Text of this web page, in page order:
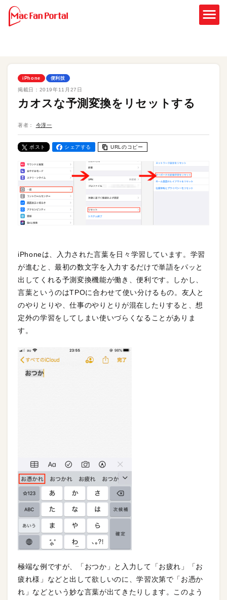
iPhone 便利技
掲載日： 2019年11月27日
カオスな予測変換をリセットする
著者： 今淳一
ポスト シェアする URLのコピー
iPhoneは、入力された言葉を日々学習しています。学習
が進むと、最初の数文字を入力するだけで単語をパッと
出してくれる予測変換機能が働き、便利です。しかし、
言葉というのはTPOに合わせて使い分けるもの。友人と
のやりとりや、仕事のやりとりが混在したりすると、想
定外の学習をしてしまい使いづらくなることがありま
す。
極端な例ですが、「おつか」と入力して「お疲れ」「お
疲れ様」などと出して欲しいのに、学習次第で「お憑か
れ」などという妙な言葉が出てきたりします。このよう